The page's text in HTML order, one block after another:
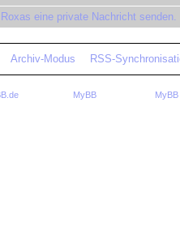
Roxas eine private Nachricht senden.
Archiv-Modus RSS-
, Powered by MyBB, © 2002-2026